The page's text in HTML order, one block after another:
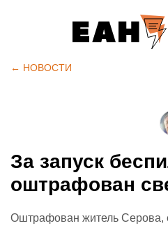
← НОВОСТИ
За запуск
оштрафован
Оштрафован житель Серова,